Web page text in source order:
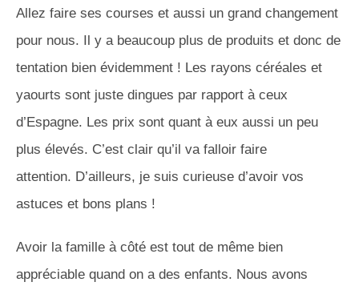
Allez faire ses courses et aussi un grand changement
pour nous. Il y a beaucoup plus de produits et donc de
tentation bien évidemment ! Les rayons céréales et
yaourts sont juste dingues par rapport à ceux
d’Espagne. Les prix sont quant à eux aussi un peu
plus élevés. C’est clair qu’il va falloir faire
attention. D’ailleurs, je suis curieuse d’avoir vos
astuces et bons plans !
Avoir la famille à côté est tout de même bien
appréciable quand on a des enfants. Nous avons